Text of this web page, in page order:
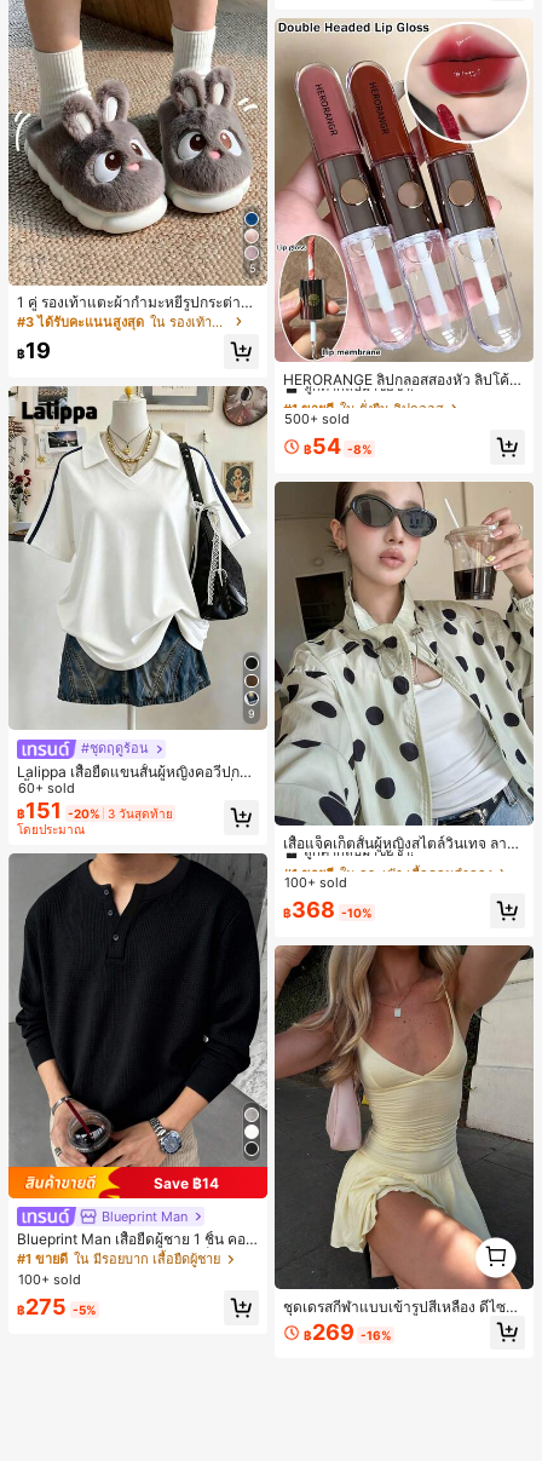
5
1 คู่ รองเท้าแตะผ้ากำมะหยี่รูปกระต่าย
สำหรับผู้หญิง, อบอุ่นและสบาย, เหมาะ
สำหรับใส่ลำลองในฤดูใบไม้ร่วง/ฤดูหน
าว, รองเท้าบ้านผู้หญิงหรูหราใหม่, ส้นเ
รับฤดูหนาวที่อบอุ่น, รองเท้าแตะผ้ากำม
ะหยี่น่ารัก, ของขวัญปีใหม่/วันวาเลนไท
น์ในอุดมคติ, รองเท้าแตะคู่รัก, ของขวั
ญวันแม่, สวน, ของตกแต่งห้องครัว, ฤดู
ร้อน, ชายหาด, ของใช้จำเป็นสำหรับกา
รเดินทาง, ของตกแต่งห้อง, นุ่มนิ่ม, การ
สำเร็จการศึกษา, ชั้นวางรองเท้า, ประห
ยัดพื้นที่จัดเก็บ, กลางแจ้ง, สวน, พิธีสำเ
ร็จการศึกษา, พิธีจบการศึกษา, ยินดีด้ว
ยบัณฑิต, บัณฑิตที่สำเร็จการศึกษา, ผู้ก
ล่าวคำอำลา, เรียนจบ, งานเลี้ยงจบการ
#3 ได้รับคะแนนสูงสุด ใน รองเท้าแตะใส่ในบ้าน
฿19
9
#ชุดฤดูร้อน
Lalippa เสื้อยืดแขนสั้นผู้หญิงคอวีปกคอ
เสื้อไหล่ตก สายถัก งานคราฟต์แฟชั่นมิ
นิมอล ของขวัญสำหรับเพื่อน
60+ sold
฿151 -20% 3 วันสุดท้าย
โดยประมาณ
Save ฿14
Blueprint Man
Blueprint Man เสื้อยืดผู้ชาย 1 ชิ้น คอเ
ฮนลีย์ ผ้าถักลายวาฟเฟิล คอวีเล็ก ทรงห
ลวม บาง ระบายอากาศได้ดี ใส่สบาย มี
กระดุม สไตล์ Old Money ทรงยุโรป ไซ
ส์ใหญ่กว่าปกติ กรุณาเลือกไซส์เล็กลงเพื่
#1 ขายดี ใน มีรอยบาก เสื้อยืดผู้ชาย
100+ sold
฿275 -5%
HERORANGE ลิปกลอสสองหัว ลิปโค้ท
กันน้ำ กันเหงื่อ ติดทนนาน ไม่ติดคัพ ชิน
นามอน มิลค์ที เคลียร์ นู้ด กระจก ลิปสติ
ก เป็นมิตรกับผู้เริ่มต้น ของขวัญปาร์ตี้วั
นหยุดนักเรียน
#1 ขายดี ใน ยั่งยืน ลิปกลอส
ลูกค้ากลับมาซื้อซ้ำ!
#1 ขายดี ใน ยั่งยืน ลิปกลอส
ลูกค้ากลับมาซื้อซ้ำ!
#1 ขายดี ใน ยั่งยืน ลิปกลอส
ลูกค้ากลับมาซื้อซ้ำ!
#1 ขายดี
ใน ยั่งยืน ลิปกลอส
500+ sold
฿54 -8%
เสื้อแจ็คเก็ตสั้นผู้หญิงสไตล์วินเทจ ลายจุ
ดขนาดใหญ่ คอตั้ง เอวเข้ารูป แขนพอง
ทรงหลวม แฟชั่นอเนกประสงค์ สำหรับใ
ส่ประจำวันและไปเที่ยวพักผ่อน
#1 ขายดี
ใน กระเป๋า เสื้อคลุมลำลอง
ลูกค้ากลับมาซื้อซ้ำ!
#1 ขายดี
ใน กระเป๋า เสื้อคลุมลำลอง
ลูกค้ากลับมาซื้อซ้ำ!
#1 ขายดี
ใน กระเป๋า เสื้อคลุมลำลอง
ลูกค้ากลับมาซื้อซ้ำ!
#1 ขายดี
ใน กระเป๋า เสื้อคลุมลำลอง
100+ sold
฿368 -10%
ชุดเดรสกีฬาแบบเข้ารูปสีเหลือง ดีไซน์
หน้าอกจับจีบ กระโปรงเทนนิส เหมาะ
สำหรับใส่ลำลองประจำวันและออกกำลั
฿269 -16%
1
1